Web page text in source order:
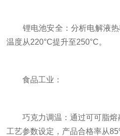
锂电池安全：分析电解液热
温度从220°C提升至250°C。
食品工业：
巧克力调温：通过可可脂熔
工艺参数设定，产品合格率从